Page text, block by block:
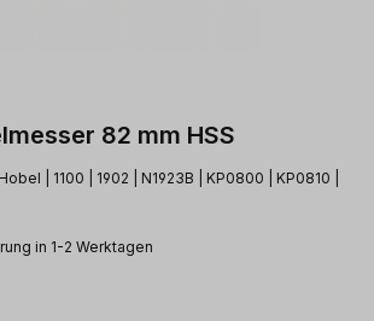
82 mm HSS
| 1100 | 1902 | N1923B | KP0800 | KP0810 |
in 1-2 Werktagen